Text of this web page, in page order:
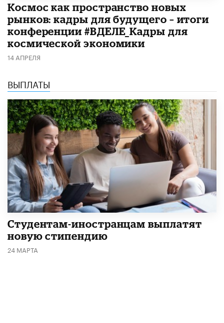
Космос как пространство новых
рынков: кадры для будущего – итоги
конференции #ВДЕЛЕ_Кадры для
космической экономики
14 АПРЕЛЯ
ВЫПЛАТЫ
Студентам-иностранцам выплатят
новую стипендию
24 МАРТА